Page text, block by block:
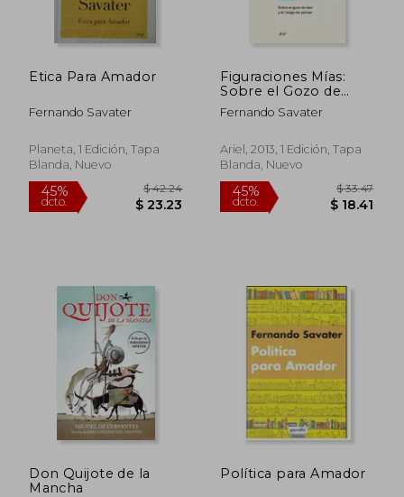
Etica Para Amador
Fernando Savater
Planeta, 1 Edición, Tapa
Blanda, Nuevo
Figuraciones Mías:
Sobre el Gozo de
Leer y el Riesgo de
Pensar (Ariel)
Fernando Savater
Ariel, 2013, 1 Edición, Tapa
Blanda, Nuevo
Don Quijote de la
Mancha
Política para Amador